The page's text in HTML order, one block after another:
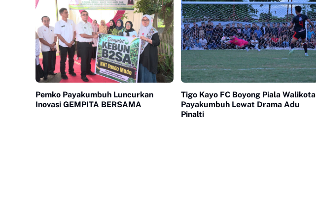
Pemko Payakumbuh Luncurkan
Inovasi GEMPITA BERSAMA
Tigo Kayo FC Boyong Piala Walikota
Payakumbuh Lewat Drama Adu
Pinalti